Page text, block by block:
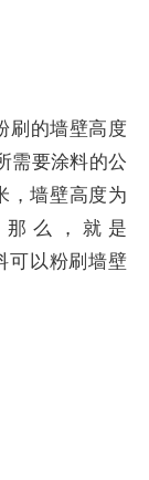
刷的墙壁高度
需要涂料的公
，墙壁高度为
么，就是
可以粉刷墙壁